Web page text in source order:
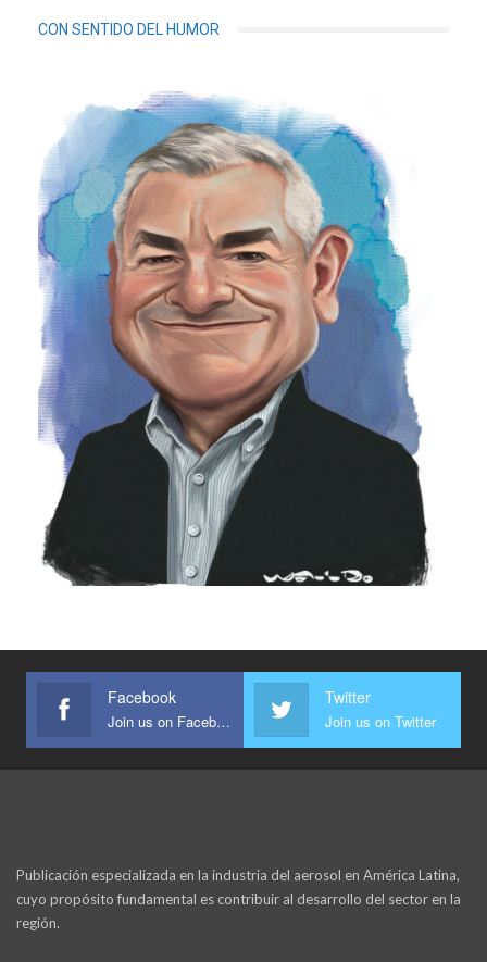
CON SENTIDO DEL HUMOR
Facebook
Join us on Facebook
Twitter
Join us on Twitter
Publicación especializada en la industria del aerosol en América Latina,
cuyo propósito fundamental es contribuir al desarrollo del sector en la
región.